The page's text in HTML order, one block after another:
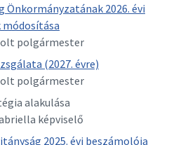
2026. évi
módosítása
polgármester
(2027. évre)
polgármester
alakulása
képviselő
2025. évi beszámolója